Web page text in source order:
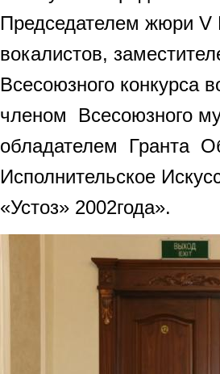
Председателем жюри V
вокалистов,
Всесоюзного конкурса
членом Всесоюзного
обладателем Гранта
Исполнительское
«Устоз» 2002года».